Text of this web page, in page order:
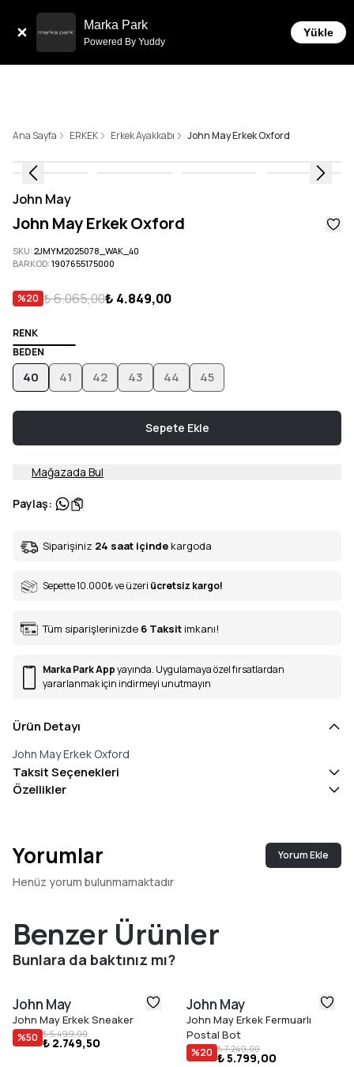
Marka Park
Powered By Yuddy
Yükle
Ana Sayfa ERKEK Erkek Ayakkabı John May Erkek Oxford
John May
John May Erkek Oxford
SKU:2JMYM2025078_WAK_40
BARKOD:1907655175000
%20 ₺ 6.065,00₺ 4.849,00
RENK
BEDEN
40 41 42 43 44 45
Sepete Ekle
Mağazada Bul
Paylaş:
Siparişiniz 24 saat içinde kargoda
Sepette 10.000₺ve üzeri ücretsiz kargo!
Tüm siparişlerinizde 6 Taksit imkanı!
Marka Park Appyayında. Uygulamaya özel fırsatlardan
yararlanmak için indirmeyi unutmayın
Ürün Detayı
John May Erkek Oxford
Taksit Seçenekleri
Özellikler
Yorumlar Yorum Ekle
Henüz yorum bulunmamaktadır
Benzer Ürünler
Bunlara da baktınız mı?
John May
John May Erkek Sneaker
%50 ₺ 5.499,00
₺ 2.749,50
John May
John May Erkek Fermuarlı
Postal Bot
%20 ₺ 7.249,00
₺ 5.799,00